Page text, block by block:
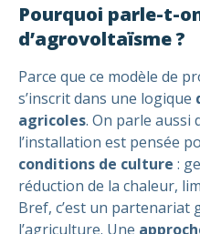
Pourquoi parle-t-
d’agrovoltaïsme ?
Parce que ce modèle de
s’inscrit dans une logique
agricoles. On parle aussi
l’installation est pensée
conditions de culture :
réduction de la chaleur,
Bref, c’est un
l’agriculture. Une